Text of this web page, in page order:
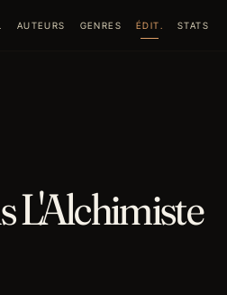
AUTEURS GENRES ÉDIT. STATS
L'Alchimiste